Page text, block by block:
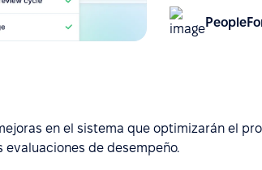
en el sistema que optimizarán el
de desempeño.